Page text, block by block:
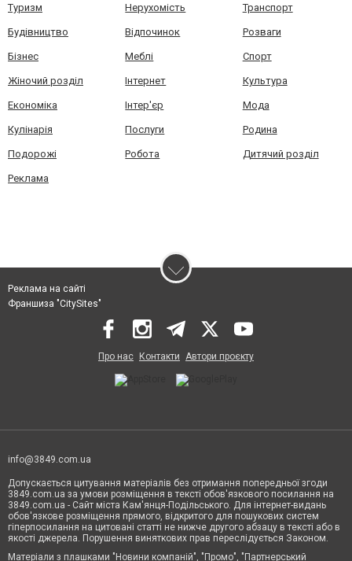
Туризм Нерухомість Транспорт
Будівництво Відпочинок Розваги
Бізнес Меблі Спорт
Жіночий розділ Інтернет Культура
Економіка Інтер'єр Мода
Кулінарія Послуги Родина
Подорожі Робота Дитячий розділ
Реклама
Реклама на сайті
Франшиза "CitySites"
Про нас Контакти Автори проєкту
info@3849.com.ua
Допускається цитування матеріалів без отримання попередньої згоди
3849.com.ua за умови розміщення в тексті обов'язкового посилання на
3849.com.ua - Сайт міста Кам'янця-Подільського. Для інтернет-видань
обов'язкове розміщення прямого, відкритого для пошукових систем
гіперпосилання на цитовані статті не нижче другого абзацу в тексті або в
якості джерела. Порушення виняткових прав переслідується Законом.
Матеріали з плашками "Новини компаній", "Промо", "Партнерський